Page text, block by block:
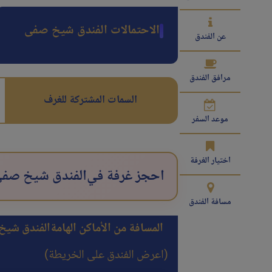
عن الفندق
مرافق الفندق
موعد السفر
اختيار الغرفة
مسافة الفندق
الاحتمالات الفندق شیخ صفی
السمات المشتركة للغرف
احجز غرفة فيالفندق شیخ
المسافة من الأماكن الهامةالفندق
(اعرض الفندق على الخريطة)